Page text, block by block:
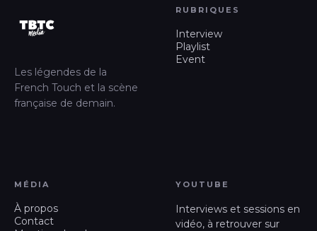
Les légendes de la
French Touch et la scène
française de demain.
RUBRIQUES
Interview
Playlist
Event
MÉDIA
À propos
Contact
YOUTUBE
Interviews et sessions en
vidéo, à retrouver sur